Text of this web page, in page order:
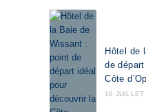
Hôtel de
de
Côte
16 JUILLET